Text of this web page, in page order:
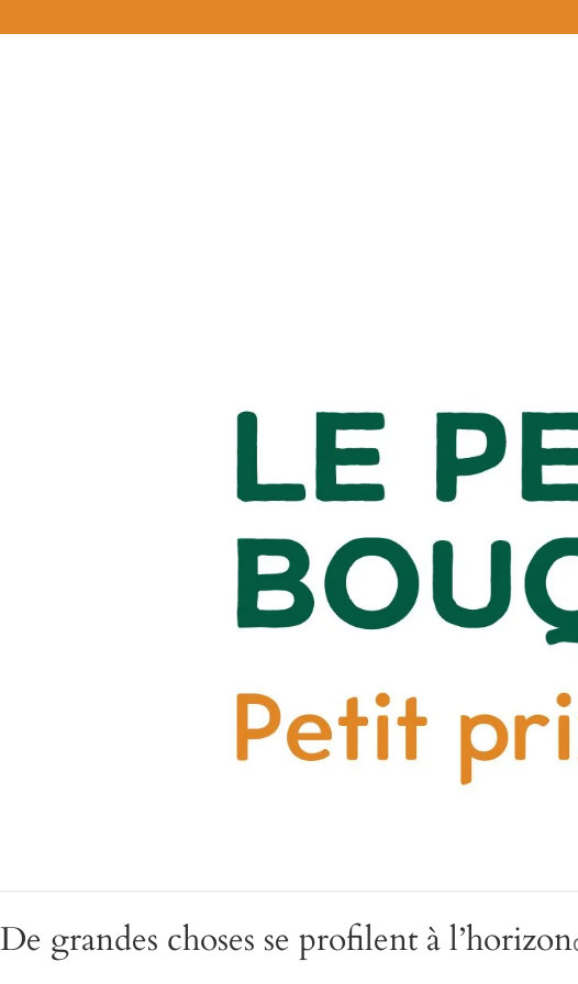
De grandes choses se profilent à l’horizon